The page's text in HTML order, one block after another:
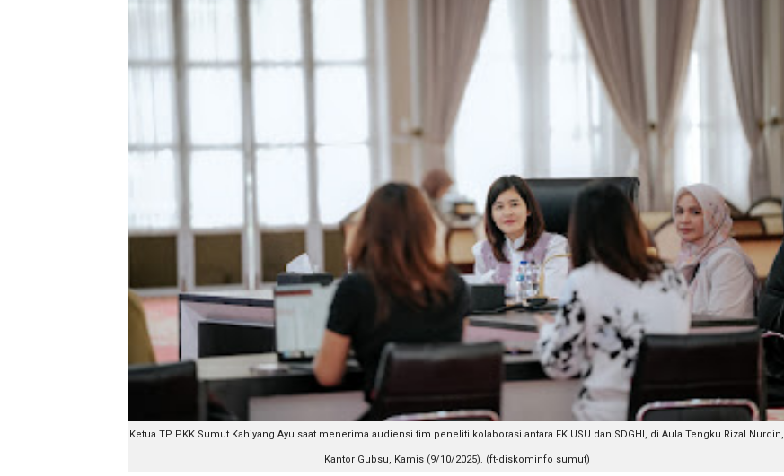
Ketua TP PKK Sumut Kahiyang Ayu saat menerima audiensi tim peneliti kolaborasi antara FK USU dan SDGHI, di Aula Tengku Rizal Nurdin,
Kantor Gubsu, Kamis (9/10/2025). (ft-diskominfo sumut)